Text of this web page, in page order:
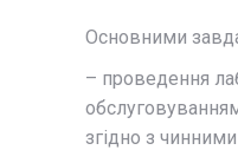
Основними
– проведення
згідно з